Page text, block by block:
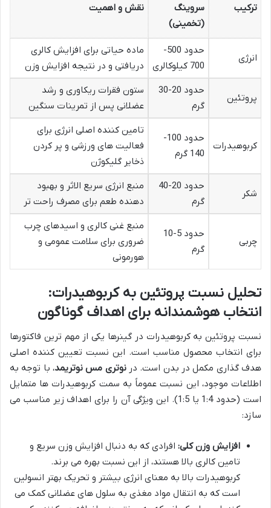
ترکیب
سروینگ
(تخمینی)
نقش و اهمیت
انرژی
حدود 500-
700 کیلوکالری
ماده حیاتی برای افزایش کالری
دریافتی و در نتیجه افزایش وزن
پروتئین
حدود 20-30
گرم
ستون فقرات ریکاوری و رشد
عضلانی پس از تمرینات سنگین
کربوهیدرات
حدود 100-
140 گرم
تامین کننده اصلی انرژی برای
فعالیت های ورزشی و پر کردن
ذخایر گلیکوژن
شکر
حدود 20-40
گرم
منبع انرژی سریع الاثر و بهبود
دهنده طعم برای مصرف راحت تر
چربی
حدود 5-10
گرم
منبع غنی کالری و اسیدهای چرب
ضروری برای سلامت عمومی و
هورمونی
تحلیل نسبت پروتئین به کربوهیدرات:
انتخاب هوشمندانه برای اهداف گوناگون
نسبت پروتئین به کربوهیدرات در گینرها یکی از مهم ترین فاکتورها
برای انتخاب محصول مناسب است. این نسبت تعیین کننده اصلی
هدف گذاری مکمل در بدن است. درنوتری مس نوتریمد، با توجه به
اطلاعات موجود، این نسبت عموماً به سمت کربوهیدرات ها متمایل
است (حدود 1:4 یا 1:5). این ویژگی آن را برای اهداف زیر مناسب می
سازد:
افزایش وزن کلی: افرادی که به دنبال افزایش وزن سریع و
تامین کالری بالا هستند، از این نسبت بهره می برند.
کربوهیدرات بالا به معنای انرژی بیشتر و تحریک بهتر انسولین
است که به انتقال مواد مغذی به سلول های عضلانی کمک می